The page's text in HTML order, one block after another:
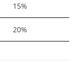
15%
20%